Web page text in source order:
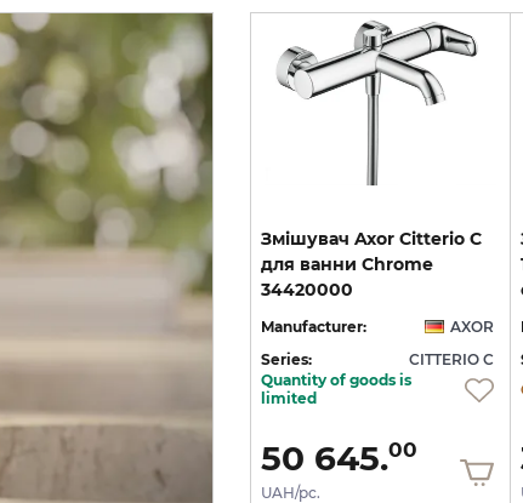
Змішувач Axor Citterio C
125 Cubic cut CoolStart
Series:
36 436.
Змішувач Axor Citterio C
для ванни Chrome
34420000
Manufacturer:
AXOR
Series:
CITTERIO C
Quantity of goods is
limited
50 645.00
UAH/pc.